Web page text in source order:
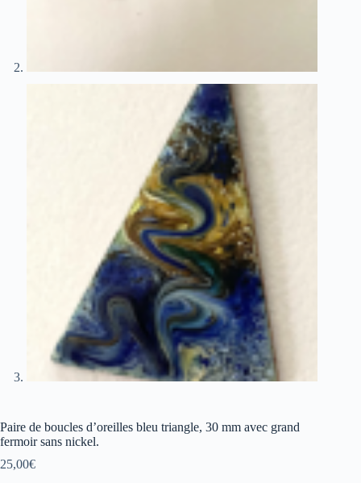
Paire de boucles d’oreilles bleu triangle, 30 mm avec grand
fermoir sans nickel.
25,00€